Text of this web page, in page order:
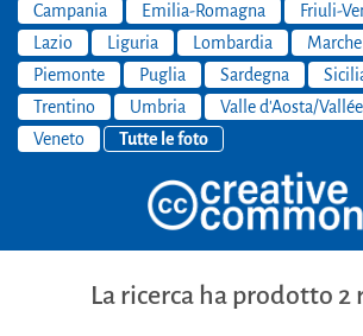
Campania
Emilia-Romagna
Friuli-
Lazio
Liguria Lombardia Marche
Piemonte
Puglia Sardegna
Trentino
Umbria
Valle d'Aosta/
Veneto
Tutte le foto
La ricerca ha prodotto